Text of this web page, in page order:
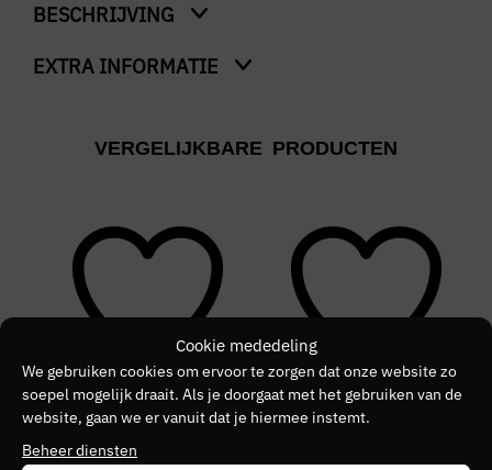
Cookie mededeling
We gebruiken cookies om ervoor te zorgen dat onze website zo
soepel mogelijk draait. Als je doorgaat met het gebruiken van de
website, gaan we er vanuit dat je hiermee instemt.
Beheer diensten
BESCHRIJVING
TJM Ess Daily Ripstop Reporter
EXTRA INFORMATIE
Zwart
TOMMY JEANS
Kleurnummer
10
Seizoen
VZ26
Kleurgroep
VERGELIJKBARE PRODUCTEN
SALE SALE